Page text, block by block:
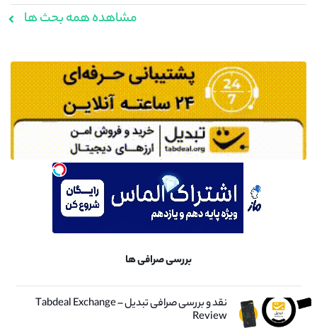
مشاهده همه بحث ها
بررسی صرافی ها
نقد و بررسی صرافی تبدیل – Tabdeal Exchange
Review